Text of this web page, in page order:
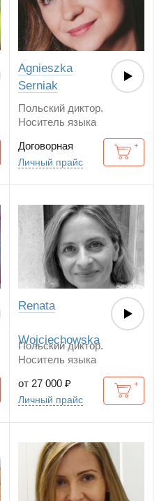
Agnieszka
Serniak
Польский диктор.
Носитель языка
Договорная
Личный прайс
Renata
Wojciechowska
Польский диктор.
Носитель языка
от 27 000 ₽
Личный прайс